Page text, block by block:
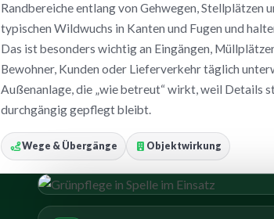
Randbereiche entlang von Gehwegen, Stellplätzen
typischen Wildwuchs in Kanten und Fugen und
Das ist besonders wichtig an Eingängen,
Bewohner, Kunden oder Lieferverkehr täglich
Außenanlage, die „wie betreut“ wirkt, weil Details
durchgängig gepflegt bleibt.
Wege & Übergänge Objektwirkung